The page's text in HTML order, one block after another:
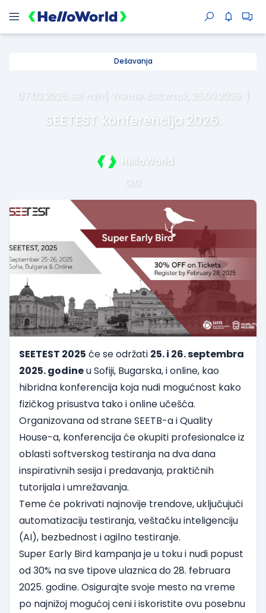
Dešavanja
07.02.2025. 1 min· [ Vreme: četvrtak, 25.09.2025. ]
SEETEST konferencija 2025.
HelloWorld
0
SEETEST 2025 će se održati 25. i 26. septembra
2025. godineu Sofiji, Bugarska, i online, kao
hibridna konferencija koja nudi mogućnost kako
fizičkog prisustva tako i online učešća.
Organizovana od strane SEETB-a i Quality
House-a, konferencija će okupiti profesionalce iz
oblasti softverskog testiranja na dva dana
inspirativnih sesija i predavanja, praktičnih
tutorijala i umrežavanja.
Teme će pokrivati najnovije trendove, uključujući
automatizaciju testiranja, veštačku inteligenciju
(AI), bezbednost i agilno testiranje.
Super Early Bird kampanja je u toku i nudi popust
od 30% na sve tipove ulaznica do 28. februara
2025. godine. Osigurajte svoje mesto na vreme
po najnižoj mogućoj ceni i iskoristite ovu posebnu